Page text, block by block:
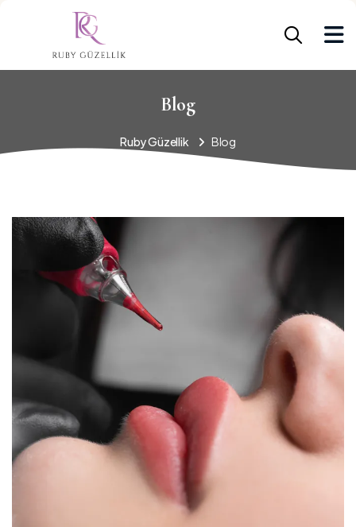
Blog
Ruby Güzellik Blog